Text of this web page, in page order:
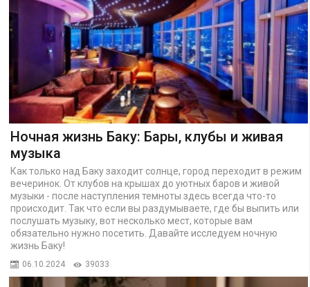
Ночная жизнь Баку: Бары, клубы и живая
музыка
Как только над Баку заходит солнце, город переходит в режим
вечеринок. От клубов на крышах до уютных баров и живой
музыки - после наступления темноты здесь всегда что-то
происходит. Так что если вы раздумываете, где бы выпить или
послушать музыку, вот несколько мест, которые вам
обязательно нужно посетить. Давайте исследуем ночную
жизнь Баку!
06.10.2024 39033